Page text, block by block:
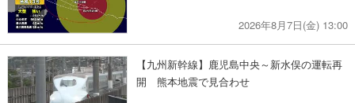
2026年8月7日(金) 13:00
【九州新幹線】鹿児島中央～新水俣の運転再
開 熊本地震で見合わせ